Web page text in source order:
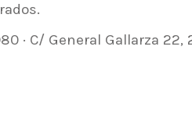
· C/ General Gallarza